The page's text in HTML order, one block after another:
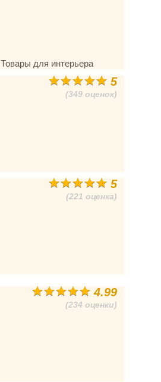
Товары для интерьера
5
(349 оценок)
5
(221 оценка)
4.99
(234 оценки)